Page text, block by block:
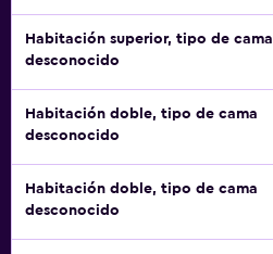
Habitación superior, tipo de cama
desconocido
Habitación doble, tipo de cama
desconocido
Habitación doble, tipo de cama
desconocido